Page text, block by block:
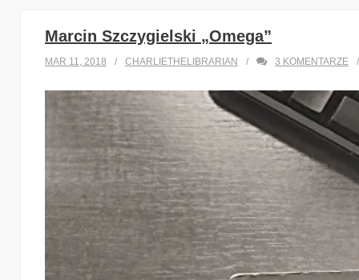
Marcin Szczygielski „Omega”
MAR 11, 2018 CHARLIETHELIBRARIAN 3 KOMENTARZE